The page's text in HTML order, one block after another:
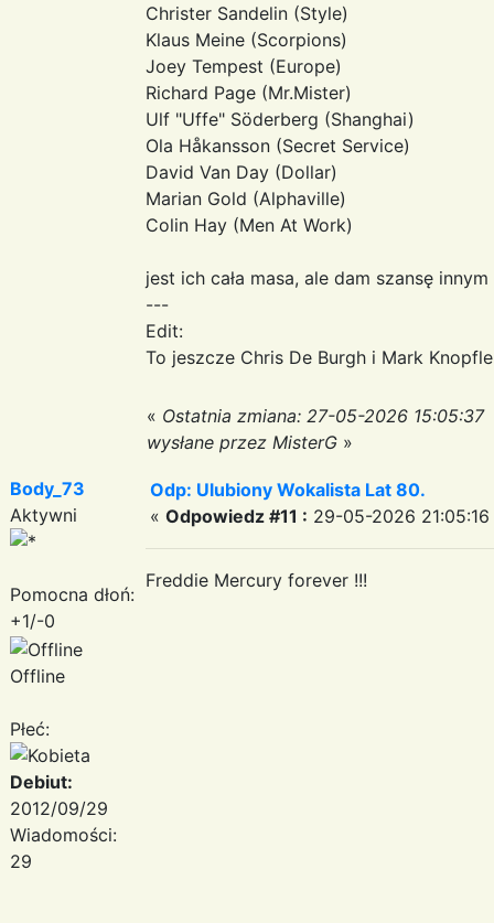
Christer Sandelin (Style)
Klaus Meine (Scorpions)
Joey Tempest (Europe)
Richard Page (Mr.Mister)
Ulf "Uffe" Söderberg (Shanghai)
Ola Håkansson (Secret Service)
David Van Day (Dollar)
Marian Gold (Alphaville)
Colin Hay (Men At Work)
jest ich cała masa, ale dam szansę innym
---
Edit:
To jeszcze Chris De Burgh i Mark
« Ostatnia zmiana: 27-05-2026 15:05:37
wysłane przez MisterG »
Body_73
Aktywni
Pomocna dłoń:
+1/-0
Offline
Płeć:
Debiut:
2012/09/29
Wiadomości:
29
Odp: Ulubiony Wokalista Lat 80.
« Odpowiedz #11 : 29-05-2026 21:05:16
Freddie Mercury forever !!!